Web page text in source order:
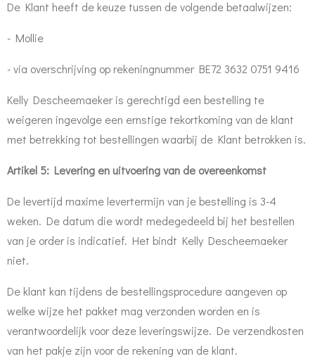
De Klant heeft de keuze tussen de volgende betaalwijzen:
- Mollie
- via overschrijving op rekeningnummer BE72 3632 0751 9416
Kelly Descheemaeker is gerechtigd een bestelling te
weigeren ingevolge een ernstige tekortkoming van de klant
met betrekking tot bestellingen waarbij de Klant betrokken is.
Artikel 5: Levering en uitvoering van de overeenkomst
De levertijd maxime levertermijn van je bestelling is 3-4
weken. De datum die wordt medegedeeld bij het bestellen
van je order is indicatief. Het bindt Kelly Descheemaeker
niet.
De klant kan tijdens de bestellingsprocedure aangeven op
welke wijze het pakket mag verzonden worden en is
verantwoordelijk voor deze leveringswijze. De verzendkosten
van het pakje zijn voor de rekening van de klant.